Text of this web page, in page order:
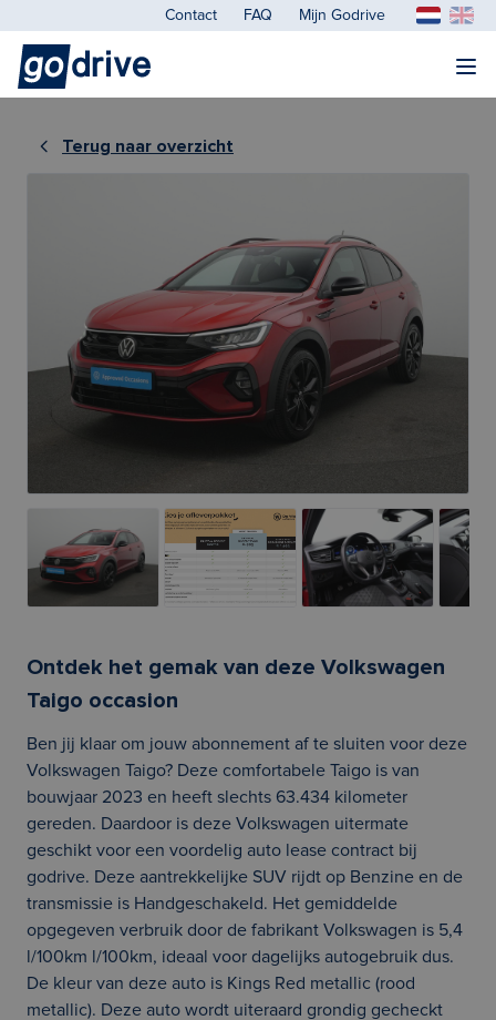
Contact FAQ Mijn Godrive
Terug naar overzicht
Ontdek het gemak van deze Volkswagen
Taigo occasion
Ben jij klaar om jouw abonnement af te sluiten voor deze
Volkswagen Taigo? Deze comfortabele Taigo is van
bouwjaar 2023 en heeft slechts 63.434 kilometer
gereden. Daardoor is deze Volkswagen uitermate
geschikt voor een voordelig auto lease contract bij
godrive. Deze aantrekkelijke SUV rijdt op Benzine en de
transmissie is Handgeschakeld. Het gemiddelde
opgegeven verbruik door de fabrikant Volkswagen is 5,4
l/100km l/100km, ideaal voor dagelijks autogebruik dus.
De kleur van deze auto is Kings Red metallic (rood
metallic). Deze auto wordt uiteraard grondig gecheckt